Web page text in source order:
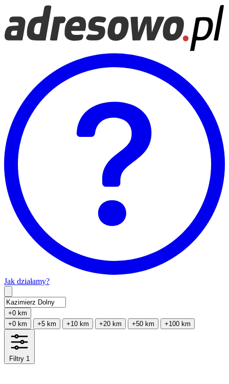
Jak działamy?
+0 km
+0 km
+5 km +10 km +20 km +50 km +100 km
Filtry 1